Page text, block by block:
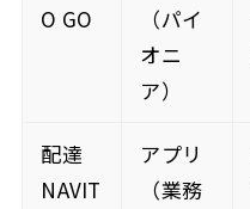
O GO
（パイ
オニ
ア）
配達
NAVIT
アプリ
（業務